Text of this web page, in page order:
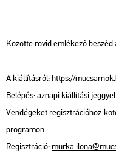
Kö­zöt­te rövid em­lé­ke­ző
A ki­ál­lí­tás­ról:https://​
Be­lé­pés: az­na­pi ki­ál­lí­tá­si jeggyel
Ven­dé­ge­ket re­giszt­rá­ci­ó­hoz
prog­ra­mon.
Re­giszt­rá­ció: